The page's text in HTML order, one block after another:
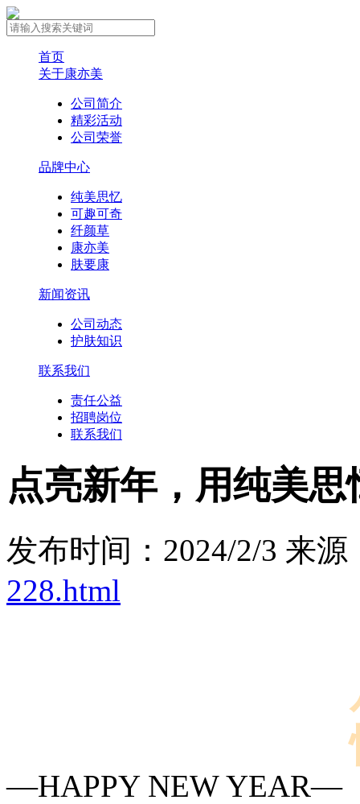
首页
关于康亦美
公司简介
精彩活动
公司荣誉
品牌中心
纯美思忆
可趣可奇
纤颜草
康亦美
肤要康
新闻资讯
公司动态
护肤知识
联系我们
责任公益
招聘岗位
联系我们
点亮新年，用纯美
发布时间：2024/2/3 来源
228.html
—HAPPY NEW YEAR—